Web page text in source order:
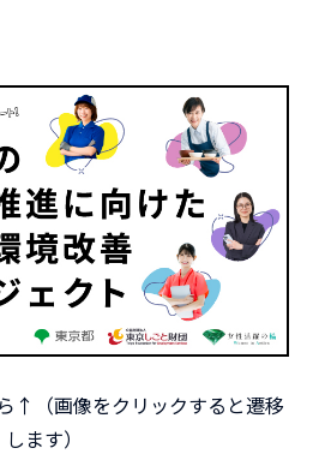
↑（画像をクリックすると遷移
します）